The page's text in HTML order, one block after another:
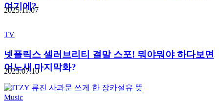
여기에?
2025.11.07
TV
넷플릭스 셀러브리티 결말 스포! 뭐야뭐야 하다보면
어느새 마지막화?
2023.07.10
Music